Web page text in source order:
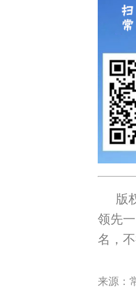
版
领先
名，
来源：